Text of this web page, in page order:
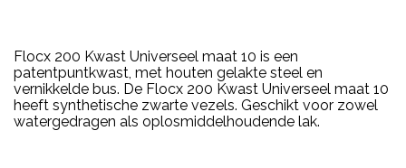
Flocx 200 Kwast Universeel maat 10 is een
patentpuntkwast, met houten gelakte steel en
vernikkelde bus. De Flocx 200 Kwast Universeel maat 10
heeft synthetische zwarte vezels. Geschikt voor zowel
watergedragen als oplosmiddelhoudende lak.